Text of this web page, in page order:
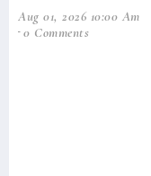
Aug 01, 2026 10:00 Am
0 Comments